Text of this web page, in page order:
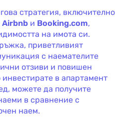
стратегия, включително
Airbnb и Booking.com,
на имота си.
приветливият
с наемателите
отзиви и повишен
в апартамент
можете да получите
в сравнение с
наем.